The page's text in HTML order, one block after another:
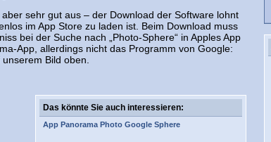
sehr gut aus – der Download der Software lohnt
im App Store zu laden ist. Beim Download muss
bei der Suche nach „Photo-Sphere“ in Apples App
App, allerdings nicht das Programm von Google:
Bild oben.
Das könnte Sie auch interessieren:
App Panorama Photo Google Sphere